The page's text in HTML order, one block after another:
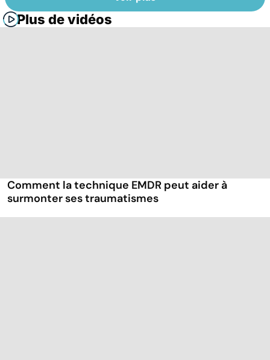
Plus de vidéos
Comment la technique EMDR peut aider à
surmonter ses traumatismes